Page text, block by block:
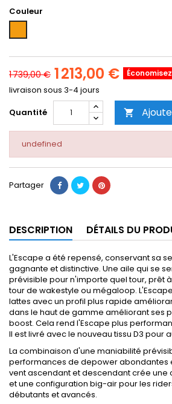
Couleur
1 739,00 € 1 213,00 €
livraison sous 3-4 jours
Quantité

undefined
Partager
DESCRIPTION DÉTAILS DU
L'Escape a été repensé, conservant sa
gagnante et distinctive. Une aile qui se
prévisible pour n'importe quel tour, prêt
tour de wakestyle ou mégaloop.
lattes avec un profil plus rapide
dans le haut de gamme améliorant ses
boost. Cela rend l'Escape plus
II est livré avec le nouveau tissu D3 pour
La combinaison d'une maniabilité
performances de depower abondantes
vent ascendant et descendant crée une
et une configuration big-air pour les
débutants et avancés.